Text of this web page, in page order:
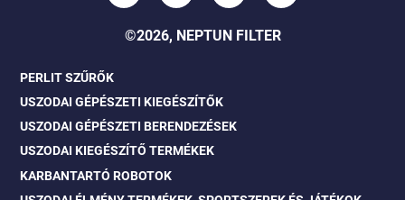
©2026, NEPTUN FILTER
PERLIT SZŰRŐK
USZODAI GÉPÉSZETI KIEGÉSZÍTŐK
USZODAI GÉPÉSZETI BERENDEZÉSEK
USZODAI KIEGÉSZÍTŐ TERMÉKEK
KARBANTARTÓ ROBOTOK